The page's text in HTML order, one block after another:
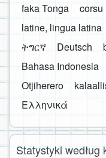
faka Tonga
corsu
latine, lingua latina
ትግርኛ
Deutsch
Bahasa Indonesia
Otjiherero
Ελληνικά
Statystyki według